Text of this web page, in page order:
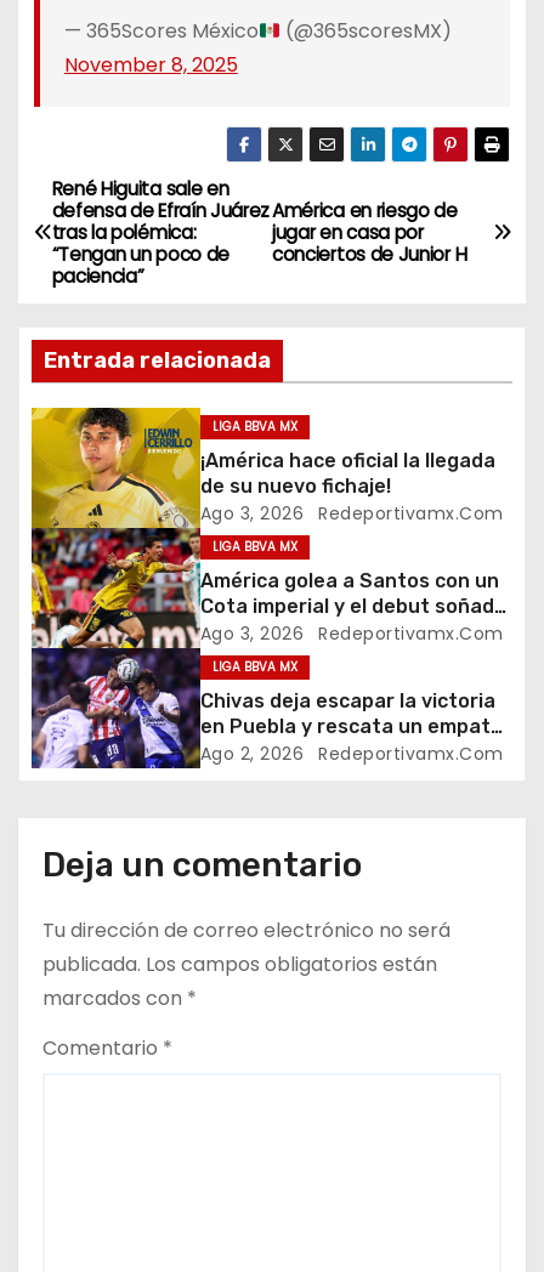
— 365Scores México
(@365scoresMX)
November 8, 2025
N
a
e
g
a
c
i
ó
n
d
e
n
t
r
a
d
América en riesgo de
jugar en casa por
conciertos de Junior H
René Higuita sale en
defensa de Efraín Juárez
tras la polémica:
“Tengan un poco de
paciencia”
Entrada relacionada
LIGA BBVA MX
¡América hace oficial la llegada
de su nuevo fichaje!
Ago 3, 2026 Redeportivamx.com
LIGA BBVA MX
América golea a Santos con un
Cota imperial y el debut soñado
de su cantera
Ago 3, 2026 Redeportivamx.com
LIGA BBVA MX
Chivas deja escapar la victoria
en Puebla y rescata un empate
en el Cuauhtémoc
Ago 2, 2026 Redeportivamx.com
Deja un comentario
Tu dirección de correo electrónico no será
publicada. Los campos obligatorios están
marcados con *
Comentario *